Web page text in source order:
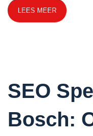
LEES MEER
SEO
Bosch: